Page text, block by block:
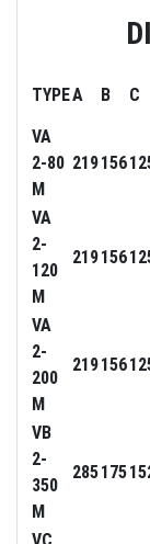
TYPEA B C
VA
2-80
M
219156
VA
2-
120
M
219156
VA
2-
200
M
219156
VB
2-
350
M
285175